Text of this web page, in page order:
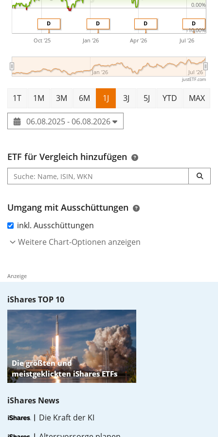
D
D
D
D
Oct '25 Jan '26 Apr '26 Jul '26
Jan '26 Jul '26
-10.00%
0.00%
justETF.com
1T 1M 3M 6M 1J 3J 5J YTD MAX
06.08.2025 - 06.08.2026
ETF für Vergleich hinzufügen
Umgang mit Ausschüttungen
inkl. Ausschüttungen
Weitere Chart-Optionen anzeigen
Anzeige
iShares TOP 10
iShares News
Die Kraft der KI